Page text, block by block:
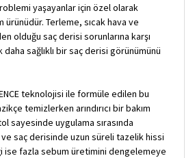
yaşayanlar için özel olarak
ürünüdür. Terleme, sıcak hava ve
olduğu saç derisi sorunlarına karşı
sağlıklı bir saç derisi görünümünü
teknolojisi ile formüle edilen bu
temizlerken arındırıcı bir bakım
sayesinde uygulama sırasında
saç derisinde uzun süreli tazelik hissi
ise fazla sebum üretimini dengelemeye